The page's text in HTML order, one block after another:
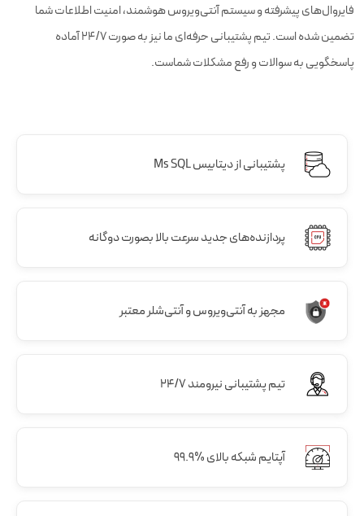
فایروال‌های پیشرفته و سیستم آنتی‌ویروس هوشمند، امنیت اطلاعات شما
تضمین شده است. تیم پشتیبانی حرفه‌ای ما نیز به صورت 24/7 آماده
پاسخگویی به سوالات و رفع مشکلات شماست.
پشتیبانی از دیتابیس Ms SQL
پردازنده‌های جدید سرعت بالا بصورت دوگانه
مجهز به آنتی‌ویروس و آنتی‌شلر معتبر
تیم پشتیبانی نیرومند 24/7
آپتایم شبکه بالای %99.9